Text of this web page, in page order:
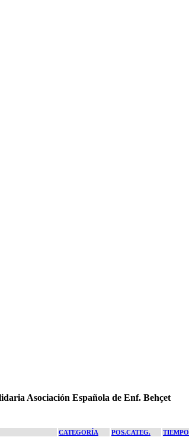
Asociación Española de Enf. Behçet
CATEGORÍA POS.CATEG. TIEMPO